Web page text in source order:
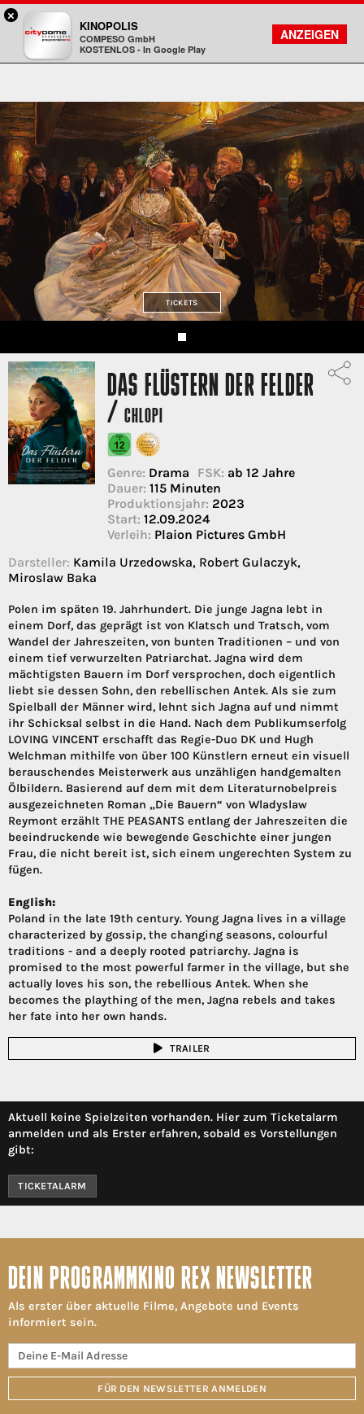
Kinopolis
FILMSUCHE
KONTO
TICKETS
DAS FLÜSTERN DER FELDER
/CHLOPI
Genre: Drama FSK: ab 12 Jahre
Dauer: 115 Minuten
Produktionsjahr: 2023
Start: 12.09.2024
Verleih: Plaion Pictures GmbH
Darsteller: Kamila Urzedowska, Robert Gulaczyk,
Miroslaw Baka
Polen im späten 19. Jahrhundert. Die junge Jagna lebt in
einem Dorf, das geprägt ist von Klatsch und Tratsch, vom
Wandel der Jahreszeiten, von bunten Traditionen – und von
einem tief verwurzelten Patriarchat. Jagna wird dem
mächtigsten Bauern im Dorf versprochen, doch eigentlich
liebt sie dessen Sohn, den rebellischen Antek. Als sie zum
Spielball der Männer wird, lehnt sich Jagna auf und nimmt
ihr Schicksal selbst in die Hand. Nach dem Publikumserfolg
LOVING VINCENT erschafft das Regie-Duo DK und Hugh
Welchman mithilfe von über 100 Künstlern erneut ein visuell
berauschendes Meisterwerk aus unzähligen handgemalten
Ölbildern. Basierend auf dem mit dem Literaturnobelpreis
ausgezeichneten Roman „Die Bauern“ von Wladyslaw
Reymont erzählt THE PEASANTS entlang der Jahreszeiten die
beeindruckende wie bewegende Geschichte einer jungen
Frau, die nicht bereit ist, sich einem ungerechten System zu
fügen.
English:
Poland in the late 19th century. Young Jagna lives in a village
characterized by gossip, the changing seasons, colourful
traditions - and a deeply rooted patriarchy. Jagna is
promised to the most powerful farmer in the village, but she
actually loves his son, the rebellious Antek. When she
becomes the plaything of the men, Jagna rebels and takes
her fate into her own hands.
TRAILER
Aktuell keine Spielzeiten vorhanden. Hier zum Ticketalarm
anmelden und als Erster erfahren, sobald es Vorstellungen
gibt:
TICKETALARM
DEIN PROGRAMMKINO REX NEWSLETTER
Als erster über aktuelle Filme, Angebote und Events
informiert sein.
FÜR DEN NEWSLETTER ANMELDEN
×
KINOPOLIS
COMPESO GmbH
KOSTENLOS - In Google Play
ANZEIGEN